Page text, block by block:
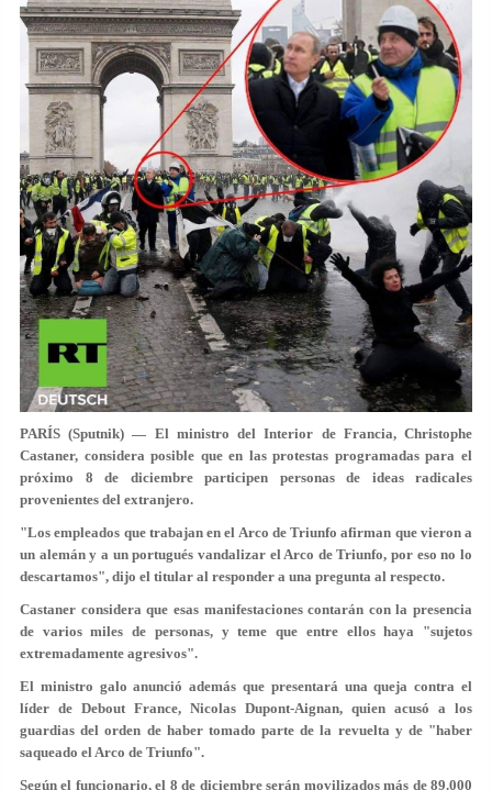
PARÍS (Sputnik) — El ministro del Interior de Francia, Christophe
Castaner, considera posible que en las protestas programadas para el
próximo 8 de diciembre participen personas de ideas radicales
provenientes del extranjero.
"Los empleados que trabajan en el Arco de Triunfo afirman que vieron a
un alemán y a un portugués vandalizar el Arco de Triunfo, por eso no lo
descartamos", dijo el titular al responder a una pregunta al respecto.
Castaner considera que esas manifestaciones contarán con la presencia
de varios miles de personas, y teme que entre ellos haya "sujetos
extremadamente agresivos".
El ministro galo anunció además que presentará una queja contra el
líder de Debout France, Nicolas Dupont-Aignan, quien acusó a los
guardias del orden de haber tomado parte de la revuelta y de "haber
saqueado el Arco de Triunfo".
Según el funcionario, el 8 de diciembre serán movilizados más de 89.000